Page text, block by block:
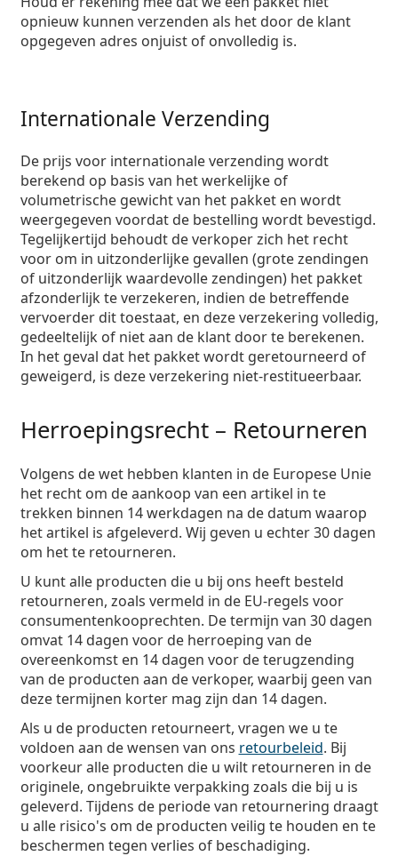
opnieuw kunnen verzenden als het door de klant
opgegeven adres onjuist of onvolledig is.
Internationale Verzending
De prijs voor internationale verzending wordt
berekend op basis van het werkelijke of
volumetrische gewicht van het pakket en wordt
weergegeven voordat de bestelling wordt bevestigd.
Tegelijkertijd behoudt de verkoper zich het recht
voor om in uitzonderlijke gevallen (grote zendingen
of uitzonderlijk waardevolle zendingen) het pakket
afzonderlijk te verzekeren, indien de betreffende
vervoerder dit toestaat, en deze verzekering volledig,
gedeeltelijk of niet aan de klant door te berekenen.
In het geval dat het pakket wordt geretourneerd of
geweigerd, is deze verzekering niet-restitueerbaar.
Herroepingsrecht – Retourneren
Volgens de wet hebben klanten in de Europese Unie
het recht om de aankoop van een artikel in te
trekken binnen 14 werkdagen na de datum waarop
het artikel is afgeleverd. Wij geven u echter 30 dagen
om het te retourneren.
U kunt alle producten die u bij ons heeft besteld
retourneren, zoals vermeld in de EU-regels voor
consumentenkooprechten. De termijn van 30 dagen
omvat 14 dagen voor de herroeping van de
overeenkomst en 14 dagen voor de terugzending
van de producten aan de verkoper, waarbij geen van
deze termijnen korter mag zijn dan 14 dagen.
Als u de producten retourneert, vragen we u te
voldoen aan de wensen van ons retourbeleid. Bij
voorkeur alle producten die u wilt retourneren in de
originele, ongebruikte verpakking zoals die bij u is
geleverd. Tijdens de periode van retournering draagt
u alle risico's om de producten veilig te houden en te
beschermen tegen verlies of beschadiging.